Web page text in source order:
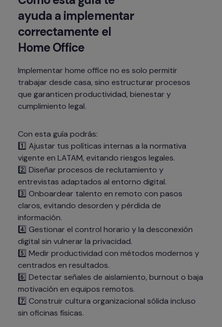
ayuda a implementar
correctamente el
Home Office
Implementar home office no es solo permitir
trabajar desde casa, sino estructurar procesos
que garanticen productividad, bienestar y
cumplimiento legal.
Con esta guía podrás:
1️⃣ Ajustar tus políticas internas a la normativa
vigente en LATAM, evitando riesgos legales.
2️⃣ Diseñar procesos de reclutamiento y
entrevistas adaptados al entorno digital.
3️⃣ Onboardear talento en remoto con pasos
claros, evitando desorden y pérdida de
información.
4️⃣ Gestionar el control horario y la desconexión
digital sin vulnerar la privacidad.
5️⃣ Medir productividad con métodos modernos y
centrados en resultados.
6️⃣ Detectar señales de aislamiento, burnout o baja
motivación en equipos remotos.
7️⃣ Construir cultura organizacional sólida incluso
sin oficinas físicas.